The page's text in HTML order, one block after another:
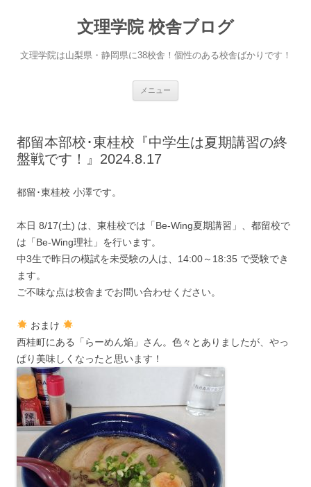
文理学院 校舎ブログ
文理学院は山梨県・静岡県に38校舎！個性のある校舎ばかりです！
メニュー
へ
ス
都留本部校･東桂校『中学生は夏期講習の終
盤戦です！』2024.8.17
都留･東桂校 小澤です。
本日 8/17(土) は、東桂校では「Be-Wing夏期講習」、都留校で
は「Be-Wing理社」を行います。
中3生で昨日の模試を未受験の人は、14:00～18:35 で受験でき
ます。
ご不味な点は校舎までお問い合わせください。
おまけ
西桂町にある「らーめん焔」さん。色々とありましたが、やっ
ぱり美味しくなったと思います！